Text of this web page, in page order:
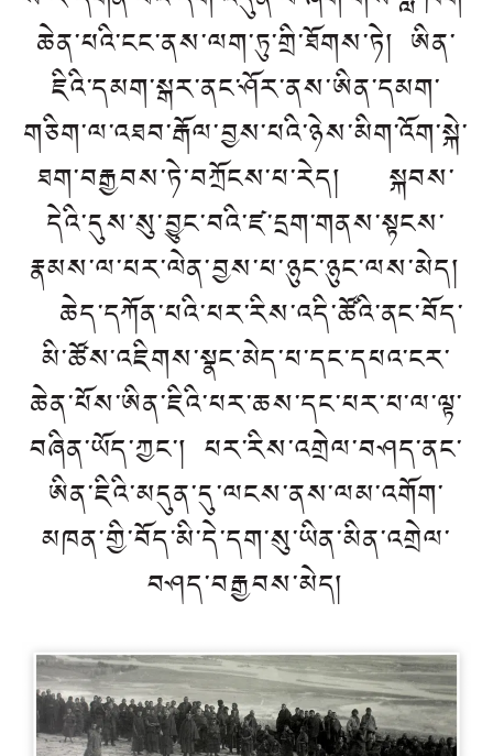
ཆེན་པའི་ངང་ནས་ལག་ཏུ་གྲི་ཐོགས་ཏེ། ཨིན་
ཇིའི་དམག་སྒར་ནང་ཤོར་ནས་ཨིན་དམག་
གཅིག་ལ་འཐབ་རྒོལ་བྱས་པའི་ཉེས་མིག་འོག་སྐེ་
ཐག་བརྒྱབས་ཏེ་བཀྲོངས་པ་རེད། སྐབས་
དེའི་དུས་སུ་བྱུང་བའི་ཛ་དྲག་གནས་སྟངས་
རྣམས་ལ་པར་ལེན་བྱས་པ་ཉུང་ཉུང་ལས་མེད།
ཆེད་དཀོན་པའི་པར་རིས་འདི་ཚོའི་ནང་བོད་
མི་ཚོས་འཇིགས་སྣང་མེད་པ་དང་དཔའ་ངར་
ཆེན་པོས་ཨིན་ཇིའི་པར་ཆས་དང་པར་པ་ལ་ལྟ་
བཞིན་ཡོད་ཀྱང་། པར་རིས་འགྲེལ་བཤད་ནང་
ཨིན་ཇིའི་མདུན་དུ་ལངས་ནས་ལམ་འགོག་
མཁན་གྱི་བོད་མི་དེ་དག་སུ་ཡིན་མིན་འགྲེལ་
བཤད་བརྒྱབས་མེད།